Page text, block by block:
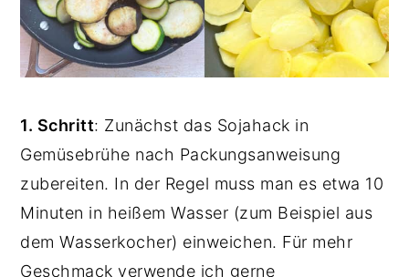
1. Schritt: Zunächst das Sojahack in
Gemüsebrühe nach Packungsanweisung
zubereiten. In der Regel muss man es etwa 10
Minuten in heißem Wasser (zum Beispiel aus
dem Wasserkocher) einweichen. Für mehr
Geschmack verwende ich gerne